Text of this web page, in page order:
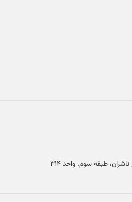
طبقه سوم، واحد ۳۱۴